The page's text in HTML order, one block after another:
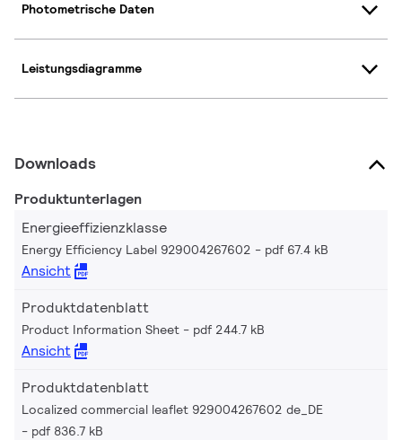
Photometrische Daten
Leistungsdiagramme
Downloads
Produktunterlagen
Energieeffizienzklasse
Energy Efficiency Label 929004267602 pdf 67.4 kB
Ansicht
Produktdatenblatt
Product Information Sheet pdf 244.7 kB
Ansicht
Produktdatenblatt
Localized commercial leaflet 929004267602 de_DE
pdf 836.7 kB